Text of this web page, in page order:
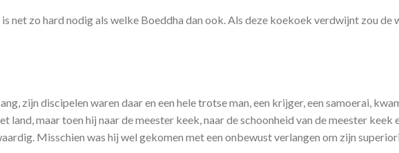
net zo hard nodig als welke Boeddha dan ook. Als deze koekoek verdwijnt zou de
zijn discipelen waren daar en een hele trotse man, een krijger, een samoerai,
land, maar toen hij naar de meester keek, naar de schoonheid van de meester
Misschien was hij wel gekomen met een onbewust verlangen om zijn